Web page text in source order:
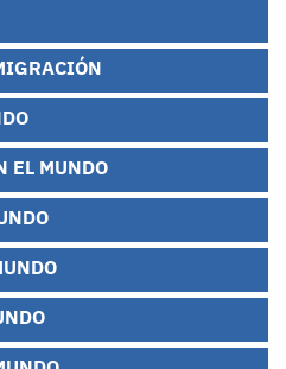
EL MUNDO